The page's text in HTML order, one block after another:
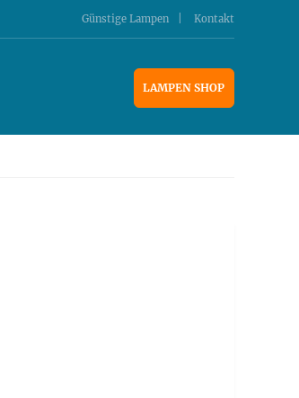
Günstige Lampen Kontakt
LAMPEN SHOP